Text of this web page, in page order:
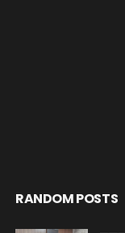
RANDOM POSTS